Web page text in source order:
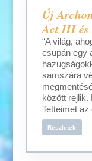
Új
Act III és
“A világ,
csupán egy
samszára
között rejlik.
Tetteimet
Részletek